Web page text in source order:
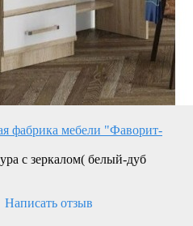
фабрика мебели "Фаворит-
с зеркалом( белый-дуб
Написать отзыв